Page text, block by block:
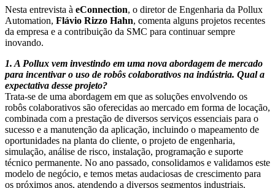
Nesta entrevista à eConnection, o diretor de Engenharia da Pollux
Automation, Flávio Rizzo Hahn, comenta alguns projetos recentes
da empresa e a contribuição da SMC para continuar sempre
inovando.
1. A Pollux vem investindo em uma nova abordagem de mercado
para incentivar o uso de robôs colaborativos na indústria. Qual a
expectativa desse projeto?
Trata-se de uma abordagem em que as soluções envolvendo os
robôs colaborativos são oferecidas ao mercado em forma de locação,
combinada com a prestação de diversos serviços essenciais para o
sucesso e a manutenção da aplicação, incluindo o mapeamento de
oportunidades na planta do cliente, o projeto de engenharia,
simulação, análise de risco, instalação, programação e suporte
técnico permanente. No ano passado, consolidamos e validamos este
modelo de negócio, e temos metas audaciosas de crescimento para
os próximos anos, atendendo a diversos segmentos industriais.